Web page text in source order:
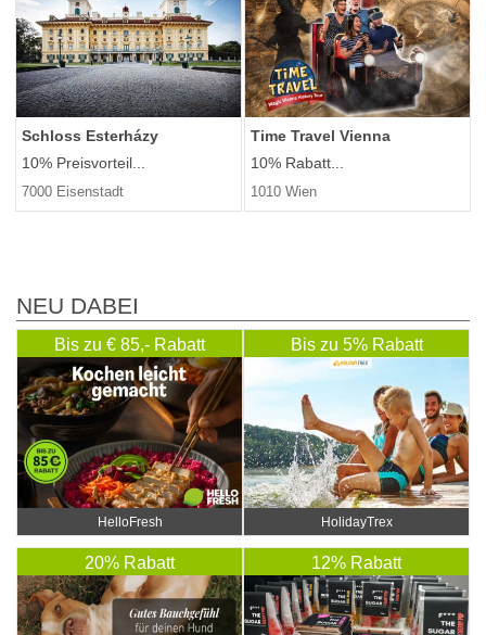
Schloss Esterházy
10% Preisvorteil...
7000 Eisenstadt
Time Travel Vienna
10% Rabatt...
1010 Wien
NEU DABEI
Bis zu € 85,- Rabatt
HelloFresh
Bis zu 5% Rabatt
HolidayTrex
20% Rabatt 12% Rabatt